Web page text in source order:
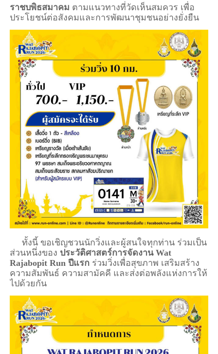
ราชบพิธสมาคม ตามแนวทางที่วัดเห็นสมควร เพื่อ
ประโยชน์ต่อสังคมและการพัฒนาชุมชนอย่างยั่งยืน
ทั้งนี้ ขอเชิญชวนนักวิ่งและผู้สนใจทุกท่าน ร่วมเป็น
ส่วนหนึ่งของ ประวัติศาสตร์การจัดงาน Wat
Rajabopit Run ปีแรก ร่วมวิ่งเพื่อสุขภาพ เสริมสร้าง
ความสัมพันธ์ ความสามัคคี และส่งต่อพลังแห่งการให้
ไปด้วยกัน